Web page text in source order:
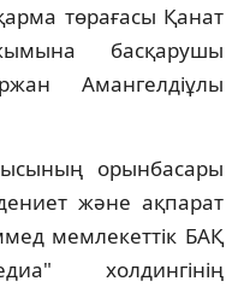
төрағасы Қанат
басқарушы
Амангелдiұлы
орынбасары
және ақпарат
мемлекеттiк БАҚ
холдингiнiң